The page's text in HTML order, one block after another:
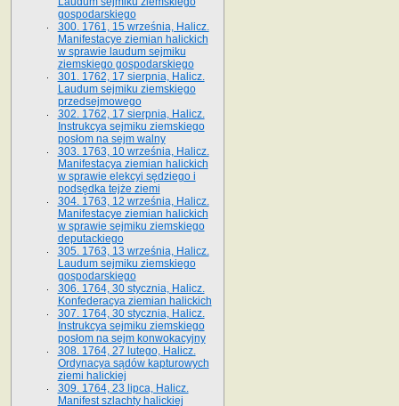
gospodarskiego
300. 1761, 15 września, Halicz.
Manifestacye ziemian halickich
w sprawie laudum sejmiku
ziemskiego gospodarskiego
301. 1762, 17 sierpnia, Halicz.
Laudum sejmiku ziemskiego
przedsejmowego
302. 1762, 17 sierpnia, Halicz.
Instrukcya sejmiku ziemskiego
posłom na sejm walny
303. 1763, 10 września, Halicz.
Manifestacya ziemian halickich
w sprawie elekcyi sędziego i
podsędka tejże ziemi
304. 1763, 12 września, Halicz.
Manifestacye ziemian halickich
w sprawie sejmiku ziemskiego
deputackiego
305. 1763, 13 września, Halicz.
Laudum sejmiku ziemskiego
gospodarskiego
306. 1764, 30 stycznia, Halicz.
Konfederacya ziemian halickich
307. 1764, 30 stycznia, Halicz.
Instrukcya sejmiku ziemskiego
posłom na sejm konwokacyjny
308. 1764, 27 lutego, Halicz.
Ordynacya sądów kapturowych
ziemi halickiej
309. 1764, 23 lipca, Halicz.
Manifest szlachty halickiej